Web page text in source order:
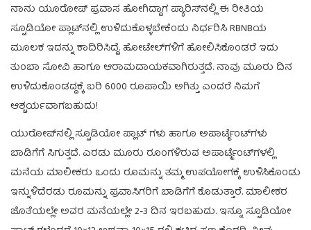
ನಾನು ಯೂರೋಪ್ ಪ್ರವಾಸ ಹೋಗಿದ್ದಾಗ ಪ್ಯಾರಿಸ್‌ನಲ್ಲಿ ಈ ರೀತಿಯ
ಸ್ಟೂಡಿಯೋ ಪ್ಲಾಟ್‌ನಲ್ಲಿ ಉಳಿದುಕೊಳ್ಳಬೇಕೆಂದು ನಿರ್ಧರಿಸಿ RBNBಯ
ಮೂಲಕ ಇದನ್ನು ಕಾದಿರಿಸಿದ್ದೆ. ಹೋಟೇಲ್‌ಗಳಿಗೆ ಹೋಲಿಸಿಕೊಂಡರೆ ಇದು
ತುಂಬಾ ಸೋವಿ ಹಾಗೂ ಆರಾಮದಾಯಕವಾಗಿರುತ್ತದೆ. ನಾವು ಮೂರು ದಿನ
ಉಳಿದುಕೊಂಡದ್ದಕ್ಕೆ ಬರಿ 6000 ರೂಪಾಯಿ ಅಗಿತ್ತು ಎಂದರೆ ನಿಮಗೆ
ಆಶ್ಚರ್ಯವಾಗಬಹುದು!
ಯುರೋಪ್‌ನಲ್ಲಿ ಸ್ಟೂಡಿಯೋ ಪ್ಲಾಟ್ ಗಳು ಹಾಗೂ ಅಪಾರ್ಟ್ಮೆಂಟ್‌ಗಳು
ಬಾಡಿಗೆಗೆ ಸಿಗುತ್ತದೆ. ಎರಡು ಮೂರು ರೂಂಗಳಿರುವ ಅಪಾರ್ಟ್ಮೆಂಟ್‌ಗಳಲ್ಲಿ
ಮನೆಯ ಮಾಲೀಕರು ಒಂದು ರೂಮನ್ನು ತಮ್ಮ ಉಪಯೋಗಕ್ಕೆ ಉಳಿಸಿಕೊಂಡು
ಇನ್ನುಳಿದೆರಡು ರೂಮನ್ನು ಪ್ರವಾಸಿಗರಿಗೆ ಬಾಡಿಗೆಗೆ ಕೊಡುತ್ತಾರೆ. ಮಾಲೀಕರ
ಜೊತೆಯಲ್ಲೇ ಅವರ ಮನೆಯಲ್ಲೇ 2-3 ದಿನ ಇರಬಹುದು. ಇನ್ನೂ ಸ್ಟೂಡಿಯೋ